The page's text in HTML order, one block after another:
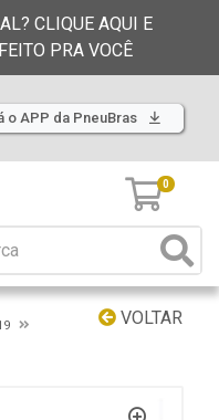
CLIQUE AQUI E
PRA VOCÊ
o APP da PneuBras
0
VOLTAR